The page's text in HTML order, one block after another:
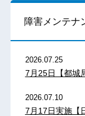
障害メンテナ
2026.07.25
7月25日【都城
2026.07.10
7月17日実施【